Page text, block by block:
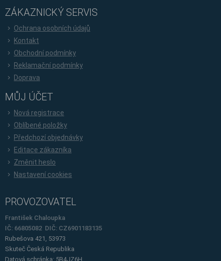
ZÁKAZNICKÝ SERVIS
Ochrana osobních údajů
Kontakt
Obchodní podmínky
Reklamační podmínky
Doprava
MŮJ ÚČET
Nová registrace
Oblíbené položky
Předchozí objednávky
Editace zákazníka
Změnit heslo
Nastavení cookies
PROVOZOVATEL
František Chaloupka
IČ: 66805082 DIČ: CZ6901183135
Rubešova 421, 53973
Skuteč Česká Republika
Datová schránka: 5B4JZ6H